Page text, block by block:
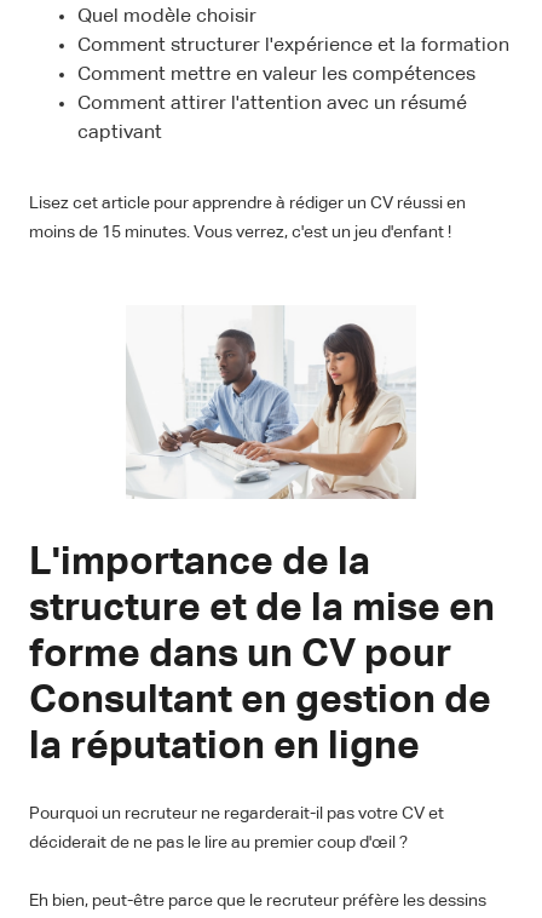
Quel modèle choisir
Comment structurer l'expérience et la formation
Comment mettre en valeur les compétences
Comment attirer l'attention avec un résumé
captivant
Lisez cet article pour apprendre à rédiger un CV réussi en
moins de 15 minutes. Vous verrez, c'est un jeu d'enfant !
L'importance de la
structure et de la mise en
forme dans un CV pour
Consultant en gestion de
la réputation en ligne
Pourquoi un recruteur ne regarderait-il pas votre CV et
déciderait de ne pas le lire au premier coup d'œil ?
Eh bien, peut-être parce que le recruteur préfère les dessins